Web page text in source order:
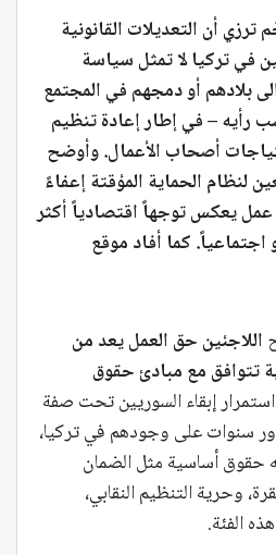
ترزي أن التعديلات القانونية
في تركيا لا تمثل سياسة
بلادهم أو دمجهم في المجتمع
رأيه – في إطار إعادة تنظيم
أصحاب الأعمال. وأوضح
لنظام الحماية المؤقتة إعفاءً
يعكس توجهاً اقتصادياً أكثر
اجتماعياً. كما أفاد موقع
اللاجئين حق العمل يعد من
تتوافق مع مبادئ حقوق
إبقاء السوريين تحت صفة
سنوات على وجودهم في تركيا،
حقوق أساسية مثل الضمان
وحرية التنظيم النقابي،
الفئة.